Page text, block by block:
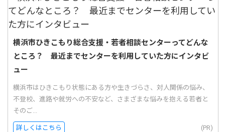
横浜市ひきこもり総合支援・若者相談センターってどんな
ところ？ 最近までセンターを利用していた方にインタビ
ュー
横浜市はひきこもり状態にある方や生きづらさ、対人関係の悩み、
不登校、進路や就労への不安など、さまざまな悩みを抱える若者と
そのご...
詳しくはこちら (PR)